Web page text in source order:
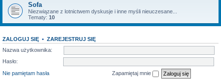
Sofa
Niezwiązane z lotnictwem dyskusje i inne myśli nieuczesane...
Tematy: 10
ZALOGUJ SIĘ • ZAREJESTRUJ SIĘ
Nazwa użytkownika:
Hasło:
Nie pamiętam hasła
Zapamiętaj mnie